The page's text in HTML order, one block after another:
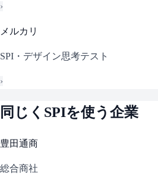
›
メルカリ
SPI・デザイン思考テスト
›
同じく SPIを使う企業
豊田通商
総合商社